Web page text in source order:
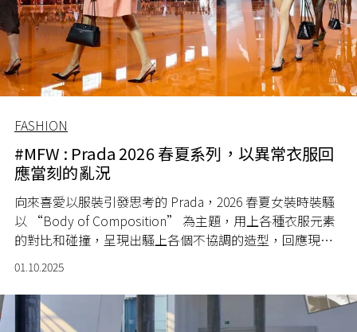
FASHION
#MFW : Prada 2026 春夏系列，以異常衣服回
應當刻的亂況
向來喜愛以服裝引發思考的 Prada，2026 春夏女裝時裝騷
以 “Body of Composition” 為主題，用上各種衣服元素
的對比和碰撞，呈現出騷上各個不協調的造型，回應現今
01.10.2025